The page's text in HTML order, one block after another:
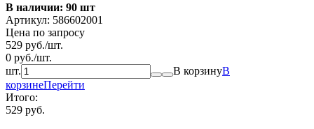
В наличии: 90 шт
Артикул: 586602001
Цена по запросу
529 руб./шт.
0 руб./шт.
шт.
В корзинуВ
корзинеПерейти
Итого:
529 руб.